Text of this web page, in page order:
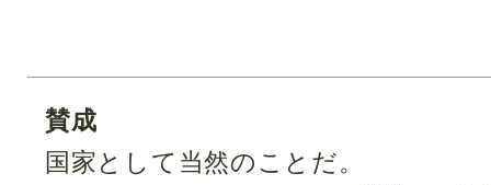
賛成
国家として当然のことだ。